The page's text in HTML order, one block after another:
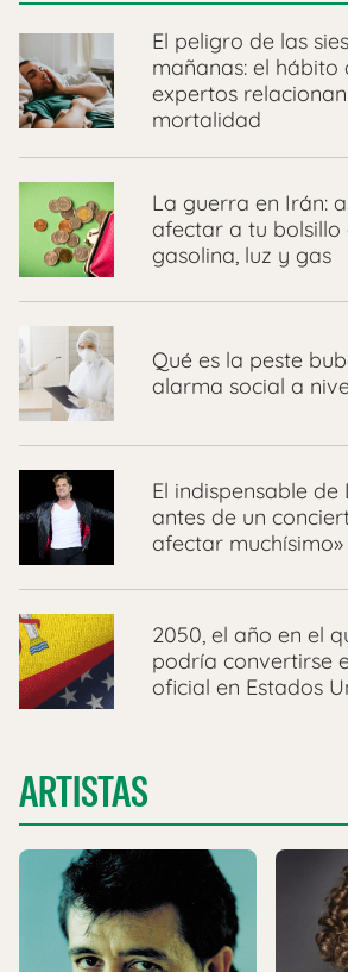
El peligro de las
mañanas: el hábito
expertos
mortalidad
La guerra en Irán:
afectar a tu bolsillo
gasolina, luz y gas
Qué es la peste
alarma social a
El indispensable
antes de un
afectar muchísimo»
2050, el año en el
podría convertirse
oficial en Estados
ARTISTAS